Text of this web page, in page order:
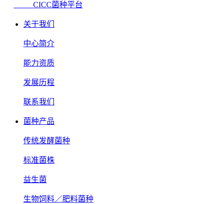
CICC菌种平台
关于我们
中心简介
能力资质
发展历程
联系我们
菌种产品
传统发酵菌种
标准菌株
益生菌
生物饲料／肥料菌种